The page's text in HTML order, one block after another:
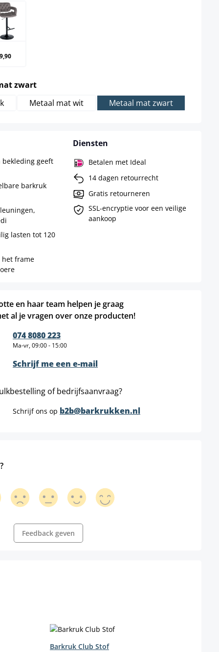
grijs
zwartselect
Metaal mat wit Metaal mat zwart
bekleding geeft
barkruk
lasten tot 120
het frame
Diensten
Betalen met Ideal
14 dagen retourrecht
Gratis retourneren
SSL-encryptie voor een veilige
aankoop
en haar team helpen je graag
al je vragen over onze producten!
074 8080 223
Ma-vr, 09:00 - 15:00
Schrijf me een e-mail
of bedrijfsaanvraag?
Schrijf ons op b2b@barkrukken.nl
Feedback geven
Barkruk Club Stof